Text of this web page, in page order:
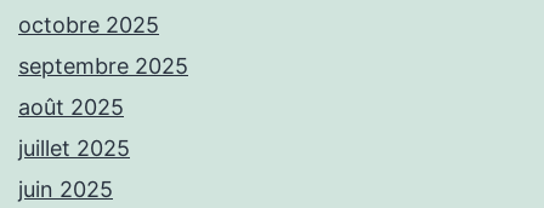
octobre 2025
septembre 2025
août 2025
juillet 2025
juin 2025